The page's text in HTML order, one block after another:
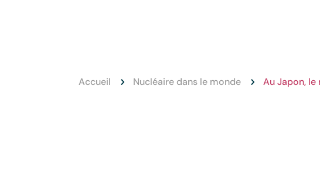
Accueil 5 Nucléaire dans le monde 5 Au Japon,